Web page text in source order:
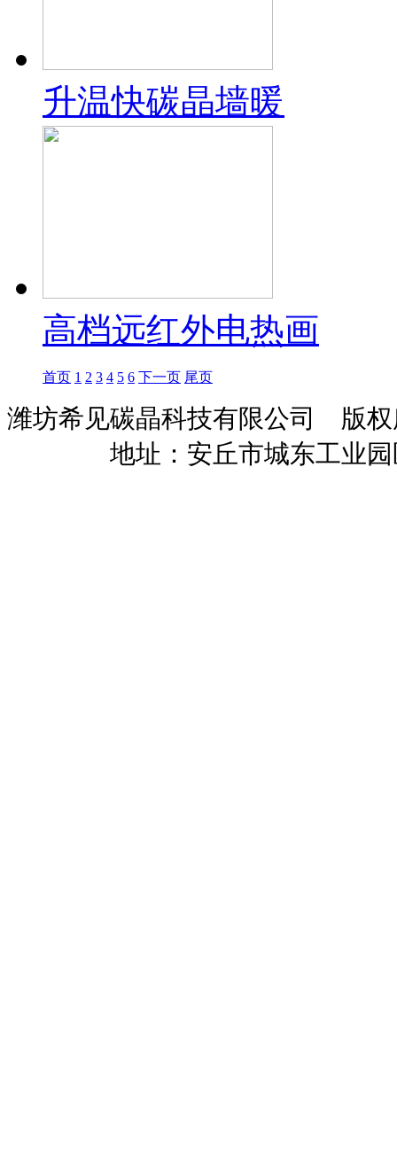
升温快碳晶墙暖
高档远红外电热画
首页 1 2 3 4 5 6 下一页 尾页
潍坊希见碳晶科技有限公司
地址：安丘市城东工业